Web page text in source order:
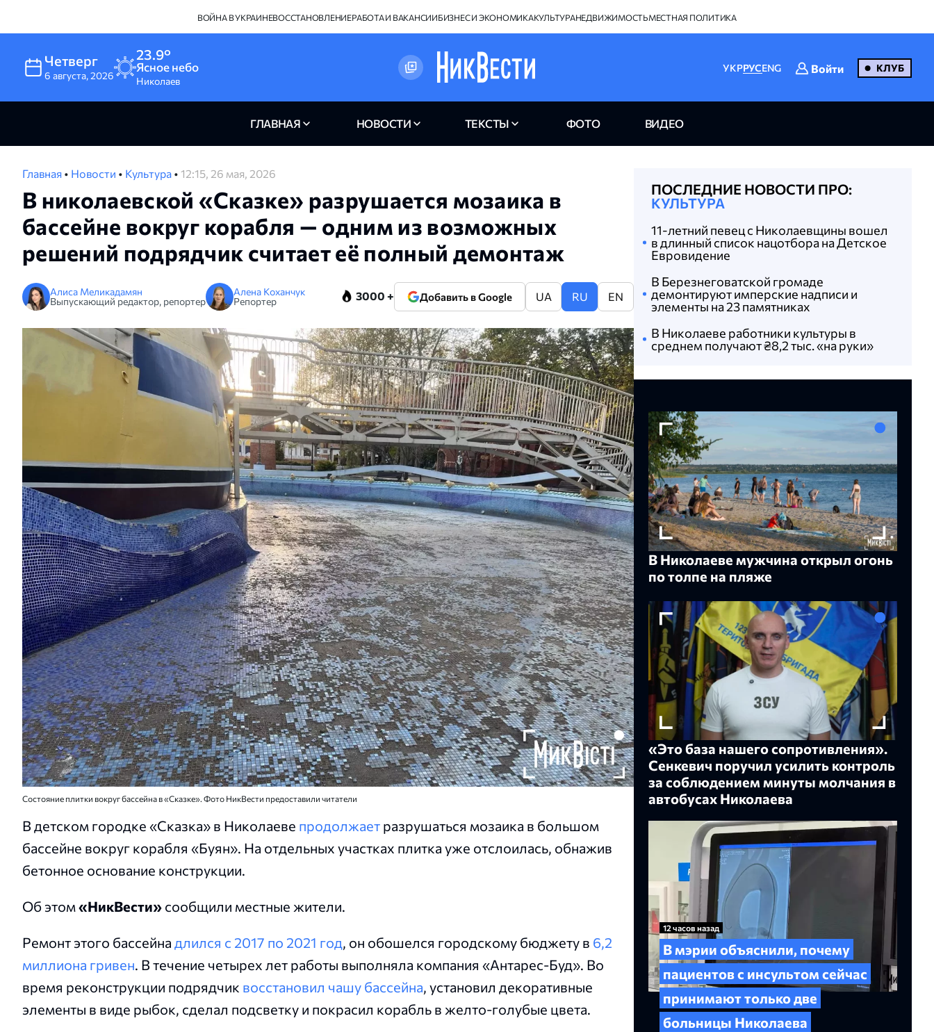
ВОЙНА В УКРАИНЕВОССТАНОВЛЕНИЕРАБОТА И ВАКАНСИИБИЗНЕС И ЭКОНОМИКАКУЛЬТУРАНЕДВИЖИМОСТЬМЕСТНАЯ ПОЛИТИКА
Четверг
6 августа,2026
23.9°
Ясное небо
Николаев
УКРРУСENG Войти КЛУБ
ГЛАВНАЯ НОВОСТИ ТЕКСТЫ ФОТО ВИДЕО
Главная • Новости • Культура • 12:15, 26 мая, 2026
В николаевской «Сказке» разрушается мозаика в
бассейне вокруг корабля — одним из возможных
решений подрядчик считает её полный демонтаж
Алиса Меликадамян
Выпускающий редактор, репортер
Алена Коханчук
Репортер
3000 + Добавить в Google UA RU EN
Состояние плитки вокруг бассейна в «Сказке». Фото НикВести предоставили читатели
В детском городке «Сказка» в Николаеве продолжает разрушаться мозаика в большом
бассейне вокруг корабля «Буян». На отдельных участках плитка уже отслоилась, обнажив
бетонное основание конструкции.
Об этом«НикВести» сообщили местные жители.
Ремонт этого бассейна длился с 2017 по 2021 год, он обошелся городскому бюджету в 6,2
миллиона гривен. В течение четырех лет работы выполняла компания «Антарес-Буд». Во
время реконструкции подрядчик восстановил чашу бассейна, установил декоративные
элементы в виде рыбок, сделал подсветку и покрасил корабль в желто-голубые цвета.
ПОСЛЕДНИЕ НОВОСТИ ПРО:
КУЛЬТУРА
11-летний певец с Николаевщины вошел
в длинный список нацотбора на Детское
Евровидение
В Березнеговатской громаде
демонтируют имперские надписи и
элементы на 23 памятниках
В Николаеве работники культуры в
среднем получают ₴8,2 тыс. «на руки»
В Николаеве мужчина открыл огонь
по толпе на пляже
«Это база нашего сопротивления».
Сенкевич поручил усилить контроль
за соблюдением минуты молчания в
автобусах Николаева
12 часов назад
В мэрии объяснили, почему
пациентов с инсультом сейчас
принимают только две
больницы Николаева